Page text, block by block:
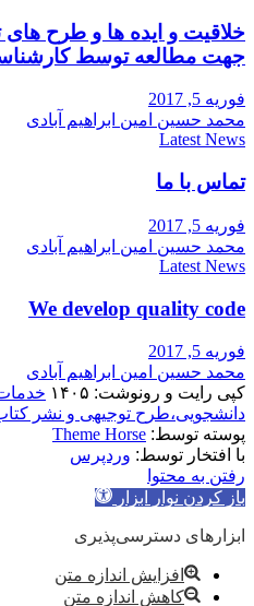
خلاقیت و ایده ها و طرح
جهت مطالعه توسط
فوریه 5, 2017
محمد حسین امین ابراهیم آبادی
Latest News
تماس با ما
فوریه 5, 2017
محمد حسین امین ابراهیم آبادی
Latest News
We develop quality code
فوریه 5, 2017
محمد حسین امین ابراهیم آبادی
کپی رایت و رونوشت: ۱۴۰۵
خدمات
دانشجویی،طرح توجیهی و نشر
پوسته توسط: Theme Horse
با افتخار توسط: وردپرس
رفتن به محتوا
باز کردن نوار ابزار
ابزارهای دسترسی‌پذیری
افزایش اندازه متن
کاهش اندازه متن